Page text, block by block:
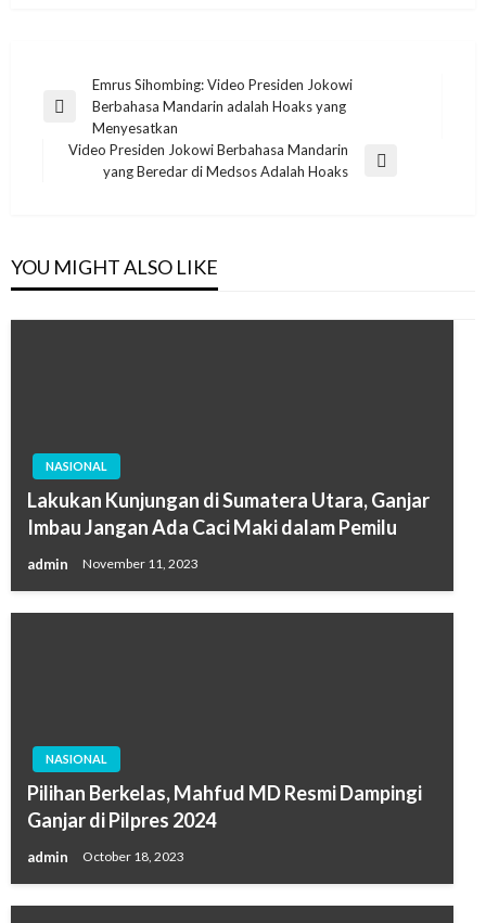
navigation
Previous
Emrus Sihombing: Video Presiden Jokowi
Berbahasa Mandarin adalah Hoaks yang
Menyesatkan
Video Presiden Jokowi Berbahasa Mandarin
yang Beredar di Medsos Adalah Hoaks
YOU MIGHT ALSO LIKE
NASIONAL
Lakukan Kunjungan di Sumatera Utara, Ganjar
Imbau Jangan Ada Caci Maki dalam Pemilu
admin November 11, 2023
NASIONAL
Pilihan Berkelas, Mahfud MD Resmi Dampingi
Ganjar di Pilpres 2024
admin October 18, 2023